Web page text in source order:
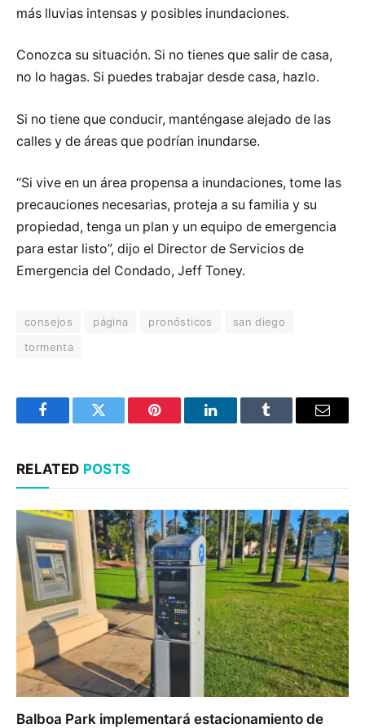
más lluvias intensas y posibles inundaciones.
Conozca su situación. Si no tienes que salir de casa,
no lo hagas. Si puedes trabajar desde casa, hazlo.
Si no tiene que conducir, manténgase alejado de las
calles y de áreas que podrían inundarse.
“Si vive en un área propensa a inundaciones, tome las
precauciones necesarias, proteja a su familia y su
propiedad, tenga un plan y un equipo de emergencia
para estar listo”, dijo el Director de Servicios de
Emergencia del Condado, Jeff Toney.
consejos página pronósticos
san diego
tormenta
FacebookTwitter Pinterest LinkedInTumblr Email
RELATED POSTS
Balboa Park implementará estacionamiento de